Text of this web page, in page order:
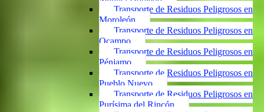
Transporte de Residuos Peligrosos en
Moroleón
Transporte de Residuos Peligrosos en
Ocampo
Transporte de Residuos Peligrosos en
Pénjamo
Transporte de Residuos Peligrosos en
Pueblo Nuevo
Transporte de Residuos Peligrosos en
Purísima del Rincón